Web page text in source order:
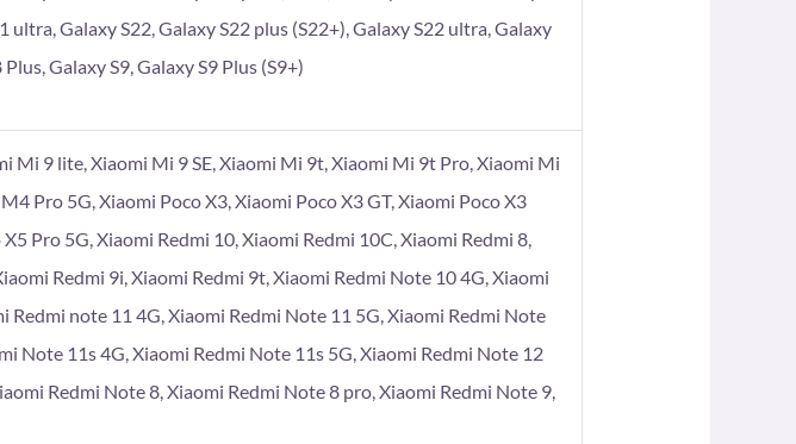
ultra, Galaxy S22, Galaxy S22 plus (S22+), Galaxy S22 ultra, Galaxy
Galaxy S9, Galaxy S9 Plus (S9+)
Mi 9 lite, Xiaomi Mi 9 SE, Xiaomi Mi 9t, Xiaomi Mi 9t Pro, Xiaomi Mi
Pro 5G, Xiaomi Poco X3, Xiaomi Poco X3 GT, Xiaomi Poco X3
Pro 5G, Xiaomi Redmi 10, Xiaomi Redmi 10C, Xiaomi Redmi 8,
Redmi 9i, Xiaomi Redmi 9t, Xiaomi Redmi Note 10 4G, Xiaomi
note 11 4G, Xiaomi Redmi Note 11 5G, Xiaomi Redmi Note
Note 11s 4G, Xiaomi Redmi Note 11s 5G, Xiaomi Redmi Note 12
Redmi Note 8, Xiaomi Redmi Note 8 pro, Xiaomi Redmi Note 9,